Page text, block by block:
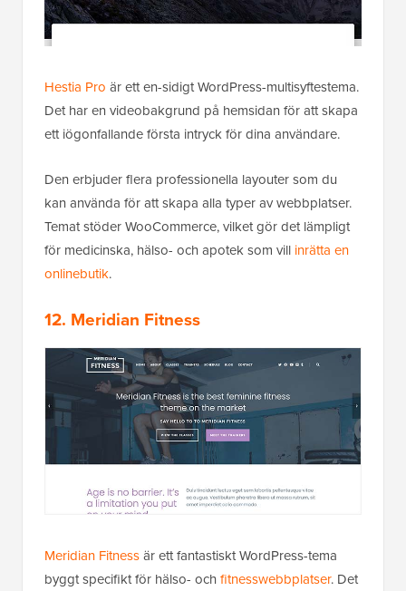
Hestia Pro är ett en-sidigt WordPress-multisyftestema.
Det har en videobakgrund på hemsidan för att skapa
ett iögonfallande första intryck för dina användare.
Den erbjuder flera professionella layouter som du
kan använda för att skapa alla typer av webbplatser.
Temat stöder WooCommerce, vilket gör det lämpligt
för medicinska, hälso- och apotek som vill inrätta en
onlinebutik.
12. Meridian Fitness
Meridian Fitnessär ett fantastiskt WordPress-tema
byggt specifikt för hälso- ochfitnesswebbplatser. Det